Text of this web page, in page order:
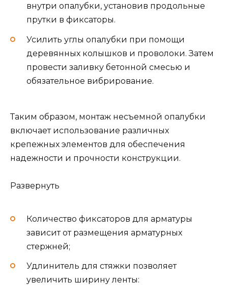
внутри опалубки, установив продольные
прутки в фиксаторы.
Усилить углы опалубки при помощи
деревянных колышков и проволоки. Затем
провести заливку бетонной смесью и
обязательное вибрирование.
Таким образом, монтаж несъемной опалубки
включает использование различных
крепежных элементов для обеспечения
надежности и прочности конструкции.
Развернуть
Количество фиксаторов для арматуры
зависит от размещения арматурных
стержней;
Удлинитель для стяжки позволяет
увеличить ширину ленты: